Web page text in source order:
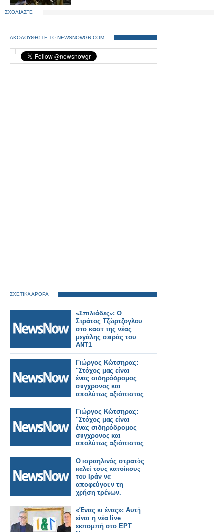
ΣΧΟΛΙΑΣΤΕ
ΑΚΟΛΟΥΘΗΣΤΕ ΤΟ NEWSNOWGR.COM
ΣΧΕΤΙΚΑ ΑΡΘΡΑ
«Σπιλιάδες»: Ο
Στράτος Τζώρτζογλου
στο καστ της νέας
μεγάλης σειράς του
ΑΝΤ1
Γιώργος Κώτσηρας:
"Στόχος μας είναι
ένας σιδηρόδρομος
σύγχρονος και
απολύτως αξιόπιστος
για όλους τους
πολίτες".
Γιώργος Κώτσηρας:
"Στόχος μας είναι
ένας σιδηρόδρομος
σύγχρονος και
απολύτως αξιόπιστος
για όλους τους
πολίτες".
Ο ισραηλινός στρατός
καλεί τους κατοίκους
του Ιράν να
αποφεύγουν τη
χρήση τρένων.
«Ένας κι ένας»: Αυτή
είναι η νέα live
εκπομπή στο ΕΡΤ